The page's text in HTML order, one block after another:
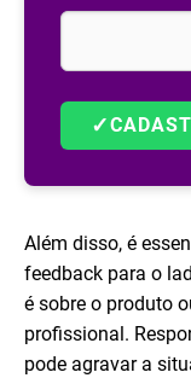
✓
Além disso, é
feedback para o
é sobre o produto
profissional.
pode agravar a